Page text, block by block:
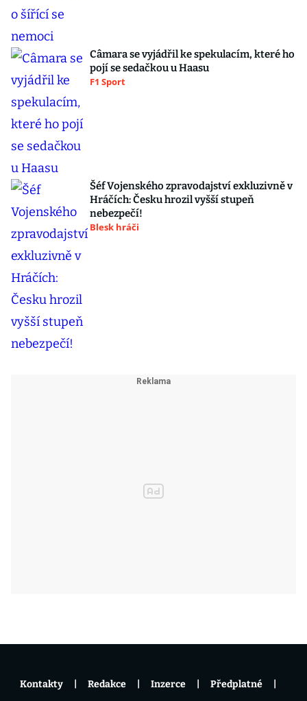
Câmara se vyjádřil ke spekulacím, které ho
pojí se sedačkou u Haasu
F1 Sport
Šéf Vojenského zpravodajství exkluzivně v
Hráčích: Česku hrozil vyšší stupeň
nebezpečí!
Blesk hráči
Kontakty Redakce Inzerce Předplatné